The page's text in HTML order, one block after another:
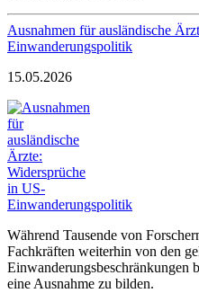
Ausnahmen für ausländische
Einwanderungspolitik
15.05.2026
Während Tausende von
Fachkräften weiterhin von den
Einwanderungsbeschränkungen
eine Ausnahme zu bilden.